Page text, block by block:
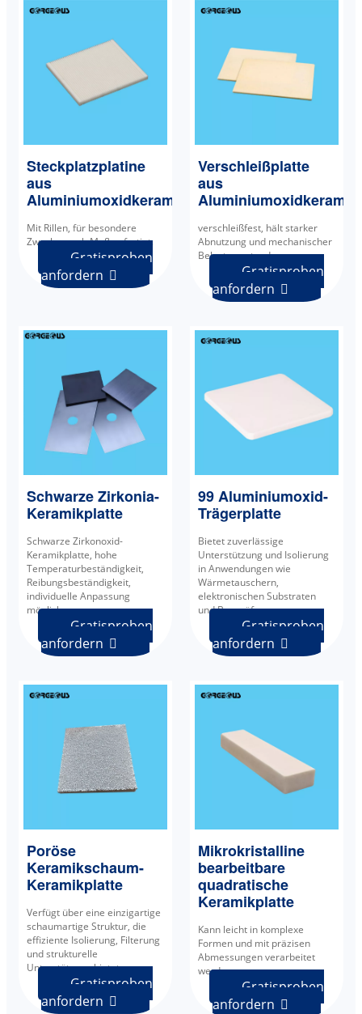
Steckplatzplatine
aus
Aluminiumoxidkeramik
Mit Rillen, für besondere
Zwecke, nach Maß gefertigt.
Gratisproben
anfordern 
Verschleißplatte
aus
Aluminiumoxidkeramik
verschleißfest, hält starker
Abnutzung und mechanischer
Belastung stand.
Gratisproben
anfordern 
Schwarze Zirkonia-
Keramikplatte
Schwarze Zirkonoxid-
Keramikplatte, hohe
Temperaturbeständigkeit,
Reibungsbeständigkeit,
individuelle Anpassung
möglich.
Gratisproben
anfordern 
99 Aluminiumoxid-
Trägerplatte
Bietet zuverlässige
Unterstützung und Isolierung
in Anwendungen wie
Wärmetauschern,
elektronischen Substraten
und Brennöfen.
Gratisproben
anfordern 
Poröse
Keramikschaum-
Keramikplatte
Verfügt über eine einzigartige
schaumartige Struktur, die
effiziente Isolierung, Filterung
und strukturelle
Unterstützung bietet.
Gratisproben
anfordern 
Mikrokristalline
bearbeitbare
quadratische
Keramikplatte
Kann leicht in komplexe
Formen und mit präzisen
Abmessungen verarbeitet
werden.
Gratisproben
anfordern 